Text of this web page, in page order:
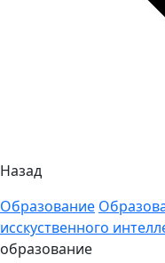
Назад
Образование
исскуственного
образование